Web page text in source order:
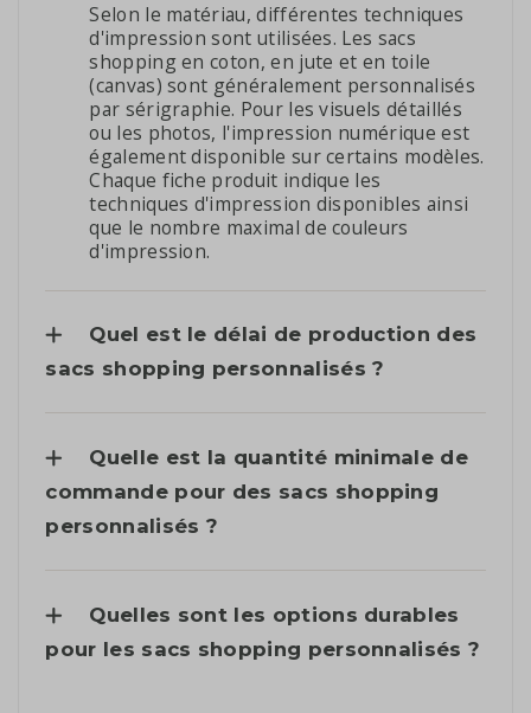
Selon le matériau, différentes techniques
d'impression sont utilisées. Les sacs
shopping en coton, en jute et en toile
(canvas) sont généralement personnalisés
par sérigraphie. Pour les visuels détaillés
ou les photos, l'impression numérique est
également disponible sur certains modèles.
Chaque fiche produit indique les
techniques d'impression disponibles ainsi
que le nombre maximal de couleurs
d'impression.
Quel est le délai de production des
sacs shopping personnalisés ?
Quelle est la quantité minimale de
commande pour des sacs shopping
personnalisés ?
Quelles sont les options durables
pour les sacs shopping personnalisés ?